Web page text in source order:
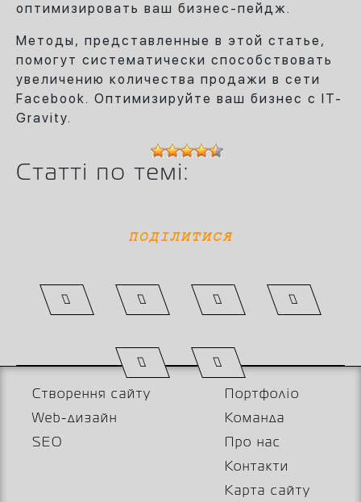
оптимизировать ваш бизнес-пейдж.
Методы, представленные в этой статье,
помогут систематически способствовать
увеличению количества продажи в сети
Facebook. Оптимизируйте ваш бизнес с IT-
Gravity.
Статті по темі:
ПОДІЛИТИСЯ
Створення сайту
Web-дизайн
SEO
Портфоліо
Команда
Про нас
Контакти
Карта сайту